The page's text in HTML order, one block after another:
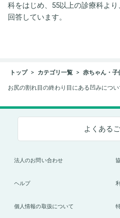
科をはじめ、55以上の診療科よ
回答しています。
トップ カテゴリ一覧 赤ちゃん・子
お尻の割れ目の終わり目にある凹みについ
よくある
法人のお問い合わせ
ヘルプ
個人情報の取扱について